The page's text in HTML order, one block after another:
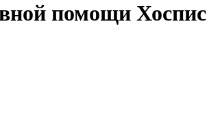
помощи Хоспис